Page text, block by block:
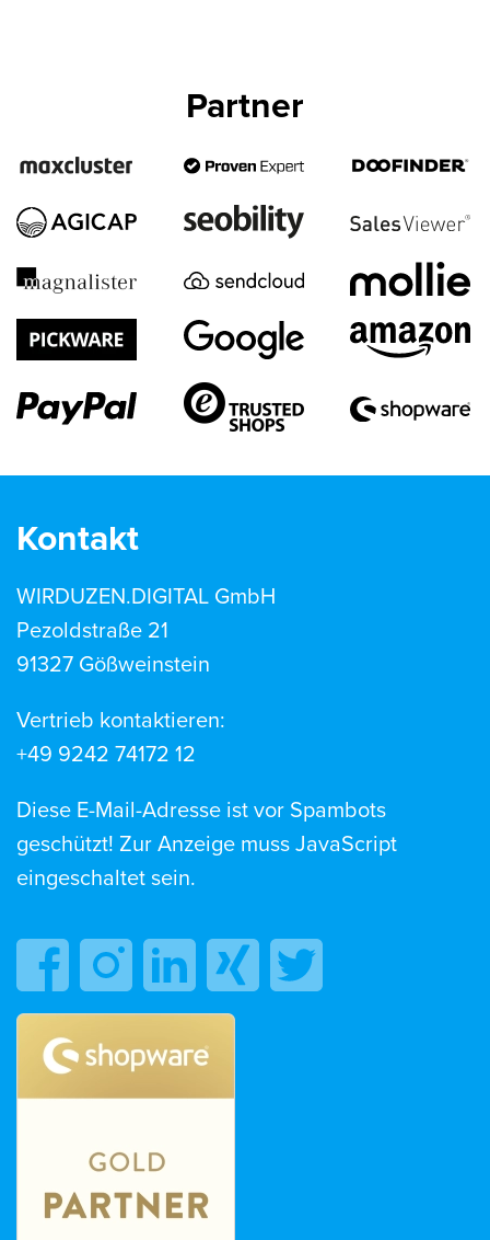
Partner
Kontakt
WIRDUZEN.DIGITAL GmbH
Pezoldstraße 21
91327 Gößweinstein
Vertrieb kontaktieren:
+49 9242 74172 12
Diese E-Mail-Adresse ist vor Spambots
geschützt! Zur Anzeige muss JavaScript
eingeschaltet sein.